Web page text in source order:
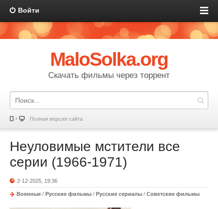
Войти
MaloSolka.org
Скачать фильмы через торрент
Полная версия сайта
Неуловимые мстители все
серии (1966-1971)
2-12-2025, 19:36
Военные / Русские фильмы / Русские сериалы / Советские фильмы